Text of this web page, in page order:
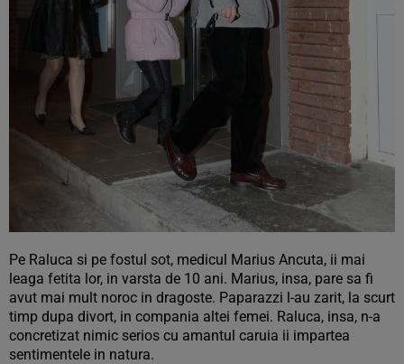
Pe Raluca si pe fostul sot, medicul Marius Ancuta, ii mai
leaga fetita lor, in varsta de 10 ani. Marius, insa, pare sa fi
avut mai mult noroc in dragoste. Paparazzi l-au zarit, la scurt
timp dupa divort, in compania altei femei. Raluca, insa, n-a
concretizat nimic serios cu amantul caruia ii impartea
sentimentele in natura.